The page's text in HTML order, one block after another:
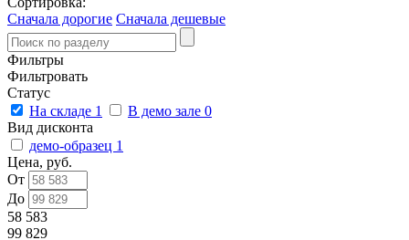
Сначала дорогие Сначала дешевые
Фильтры
Фильтровать
Статус
На складе 1 В демо зале 0
Вид дисконта
демо-образец 1
Цена, руб.
От
До
58 583
99 829